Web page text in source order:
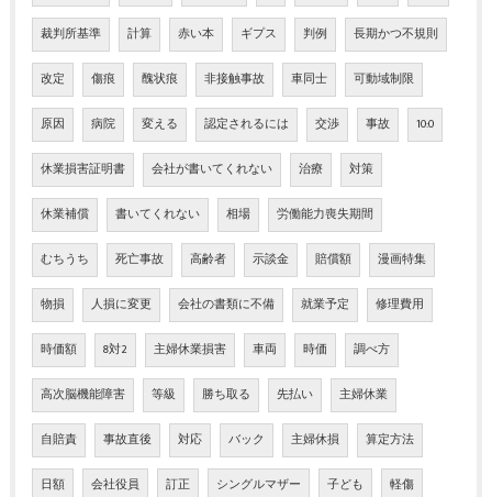
裁判所基準 計算 赤い本 ギプス 判例 長期かつ不規則
改定 傷痕 醜状痕 非接触事故 車同士 可動域制限
原因 病院 変える 認定されるには 交渉 事故 10:0
休業損害証明書 会社が書いてくれない 治療 対策
休業補償 書いてくれない 相場 労働能力喪失期間
むちうち 死亡事故 高齢者 示談金 賠償額 漫画特集
物損 人損に変更 会社の書類に不備 就業予定 修理費用
時価額 8対2 主婦休業損害 車両 時価 調べ方
高次脳機能障害 等級 勝ち取る 先払い 主婦休業
自賠責 事故直後 対応 バック 主婦休損 算定方法
日額 会社役員 訂正 シングルマザー 子ども 軽傷